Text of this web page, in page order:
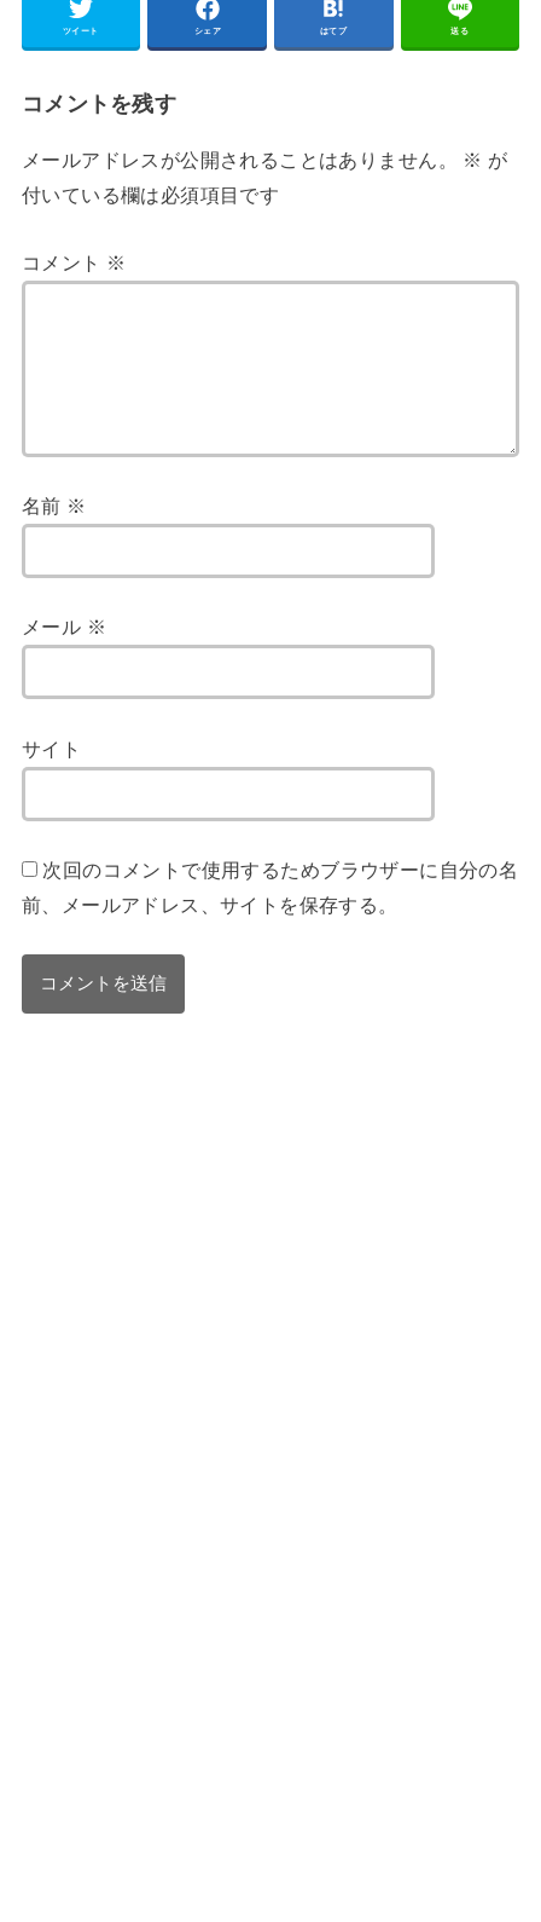
ツイート シェア はてブ 送る
コメントを残す
メールアドレスが公開されることはありません。 ※ が
付いている欄は必須項目です
コメント ※
名前 ※
メール ※
サイト
次回のコメントで使用するためブラウザーに自分の名
前、メールアドレス、サイトを保存する。